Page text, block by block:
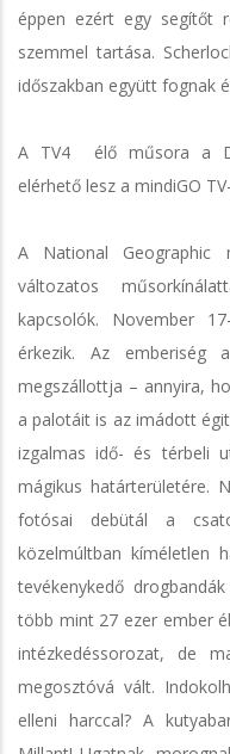
éppen ezért egy segítőt
szemmel tartása.
időszakban együtt fognak
A TV4 élő műsora a
elérhető lesz a mindiGO
A National Geographic
változatos
kapcsolók. November
érkezik. Az
megszállottja – annyira,
a palotáit is az imádott
izgalmas idő- és térbeli
mágikus határterületére.
fotósai debütál a
közelmúltban kíméletlen
tevékenykedő
több mint 27 ezer ember
intézkedéssorozat, de
megosztóvá vált.
elleni harccal? A